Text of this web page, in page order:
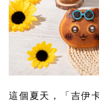
這個夏天，「吉伊